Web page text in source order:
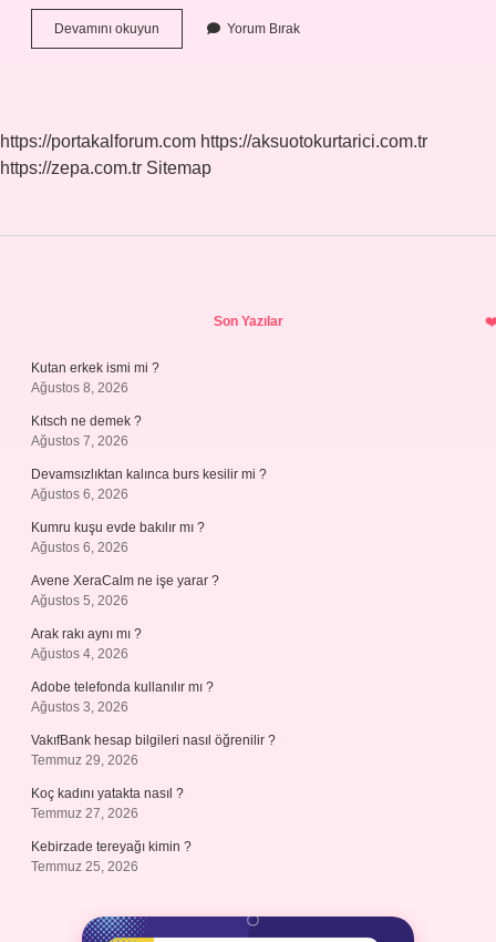
Devamını okuyun Dümenden
Ne
Yorum Bırak
https://portakalforum.com https://aksuotokurtarici.com.tr
https://zepa.com.tr Sitemap
Son Yazılar
Kutan erkek ismi mi ?
Ağustos 8, 2026
Kıtsch ne demek ?
Ağustos 7, 2026
Devamsızlıktan kalınca burs kesilir mi ?
Ağustos 6, 2026
Kumru kuşu evde bakılır mı ?
Ağustos 6, 2026
Avene XeraCalm ne işe yarar ?
Ağustos 5, 2026
Arak rakı aynı mı ?
Ağustos 4, 2026
Adobe telefonda kullanılır mı ?
Ağustos 3, 2026
VakıfBank hesap bilgileri nasıl öğrenilir ?
Temmuz 29, 2026
Koç kadını yatakta nasıl ?
Temmuz 27, 2026
Kebirzade tereyağı kimin ?
Temmuz 25, 2026